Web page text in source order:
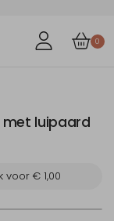
0
luipaard
voor € 1,00